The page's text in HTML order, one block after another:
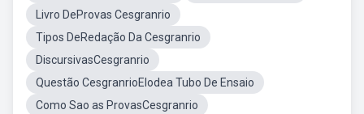
Livro DeProvas Cesgranrio
Tipos DeRedação Da Cesgranrio
DiscursivasCesgranrio
Questão CesgranrioElodea Tubo De Ensaio
Como Sao as ProvasCesgranrio